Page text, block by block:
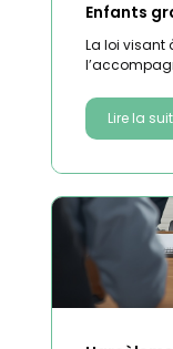
Enfants
La loi visant
Lire la